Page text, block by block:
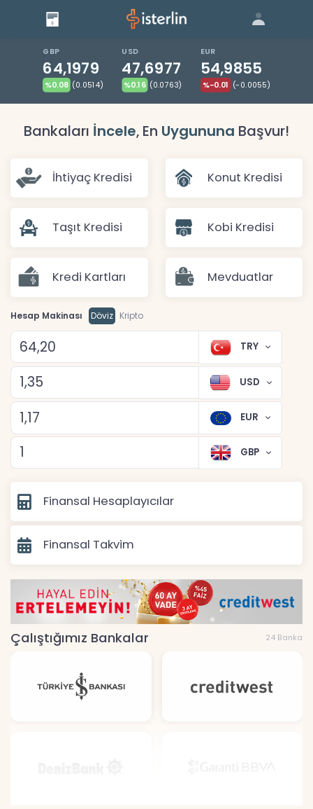
| Blog | Giriş
GBP
64,1979
%0.08 (0.0514)
USD
47,6977
%0.16 (0.0763)
EUR
54,9855
%-0.01 (-0.0055)
Bankaları İncele, En Uygununa Başvur!
İhtiyaç Kredisi Konut Kredisi
Taşıt Kredisi Kobi Kredisi
Kredi Kartları Mevduatlar
Hesap Makinası Döviz Kripto
TRY
USD
EUR
GBP
Finansal Hesaplayıcılar
Finansal Takvim
Çalıştığımız Bankalar 24 Banka